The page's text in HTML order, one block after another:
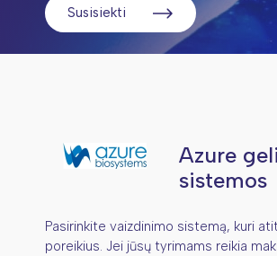
Susisiekti
Azure
sistemos
Pasirinkite vaizdinimo sistemą, kuri
poreikius. Jei jūsų tyrimams reikia